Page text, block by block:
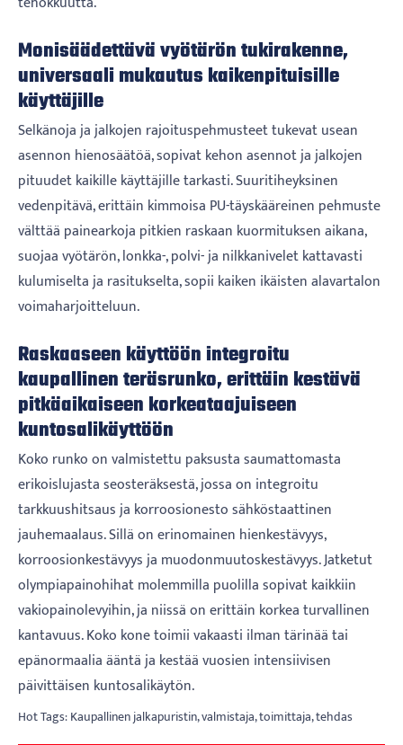
Monisäädettävä vyötärön tukirakenne,
universaali mukautus kaikenpituisille
käyttäjille
Selkänoja ja jalkojen rajoituspehmusteet tukevat usean
asennon hienosäätöä, sopivat kehon asennot ja jalkojen
pituudet kaikille käyttäjille tarkasti. Suuritiheyksinen
vedenpitävä, erittäin kimmoisa PU-täyskääreinen pehmuste
välttää painearkoja pitkien raskaan kuormituksen aikana,
suojaa vyötärön, lonkka-, polvi- ja nilkkanivelet kattavasti
kulumiselta ja rasitukselta, sopii kaiken ikäisten alavartalon
voimaharjoitteluun.
Raskaaseen käyttöön integroitu
kaupallinen teräsrunko, erittäin kestävä
pitkäaikaiseen korkeataajuiseen
kuntosalikäyttöön
Koko runko on valmistettu paksusta saumattomasta
erikoislujasta seosteräksestä, jossa on integroitu
tarkkuushitsaus ja korroosionesto sähköstaattinen
jauhemaalaus. Sillä on erinomainen hienkestävyys,
korroosionkestävyys ja muodonmuutoskestävyys. Jatketut
olympiapainohihat molemmilla puolilla sopivat kaikkiin
vakiopainolevyihin, ja niissä on erittäin korkea turvallinen
kantavuus. Koko kone toimii vakaasti ilman tärinää tai
epänormaalia ääntä ja kestää vuosien intensiivisen
päivittäisen kuntosalikäytön.
Hot Tags: Kaupallinen jalkapuristin, valmistaja, toimittaja, tehdas